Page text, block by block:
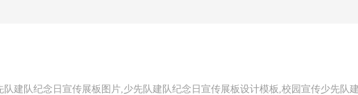
建队纪念日宣传展板图片,少先队建队纪念日宣传展板设计模板,校园宣传少先队